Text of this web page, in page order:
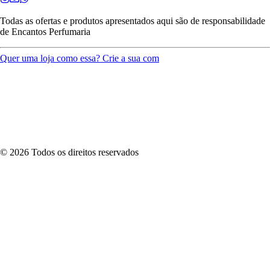
Todas as ofertas e produtos apresentados aqui são de responsabilidade
de Encantos Perfumaria
Quer uma loja como essa? Crie a sua com
© 2026 Todos os direitos reservados